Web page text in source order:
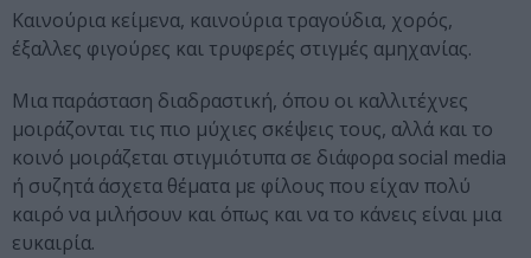
Καινούρια κείμενα, καινούρια τραγούδια, χορός,
έξαλλες φιγούρες και τρυφερές στιγμές αμηχανίας.
Μια παράσταση διαδραστική, όπου οι καλλιτέχνες
μοιράζονται τις πιο μύχιες σκέψεις τους, αλλά και το
κοινό μοιράζεται στιγμιότυπα σε διάφορα social media
ή συζητά άσχετα θέματα με φίλους που είχαν πολύ
καιρό να μιλήσουν και όπως και να το κάνεις είναι μια
ευκαιρία.